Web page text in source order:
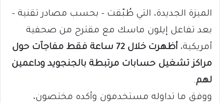
الميزة الجديدة، التي طُبّقت – بحسب مصادر تقنية –
بعد تفاعل إيلون ماسك مع مقترح من صحفية
أمريكية،
أظهرت خلال 72 ساعة فقط مفاجآت حول
مراكز تشغيل حسابات مرتبطة بالجنجويد وداعمين
لهم.
ووفق ما تداوله مستخدمون وأكده مختصون،